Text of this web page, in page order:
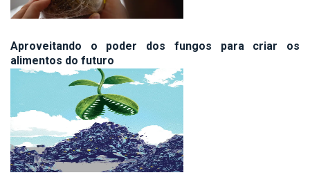
Aproveitando o poder dos fungos para criar os
alimentos do futuro